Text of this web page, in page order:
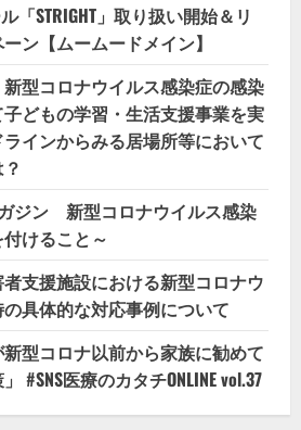
「STRIGHT」取り扱い開始＆リ
ン【ムームードメイン】
新型コロナウイルス感染症の感染
どもの学習・生活支援事業を実
インからみる居場所等において
ガジン 新型コロナウイルス感染
けること～
者支援施設における新型コロナウ
具体的な対応事例について
新型コロナ以前から家族に勧めて
#SNS医療のカタチONLINE vol.37